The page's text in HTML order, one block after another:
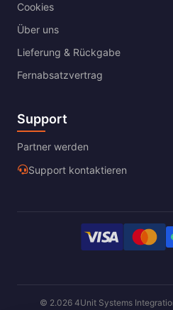
Cookies
Über uns
Lieferung & Rückgabe
Fernabsatzvertrag
Support
Partner werden
Support kontaktieren
© 2.026 4Unit Systems